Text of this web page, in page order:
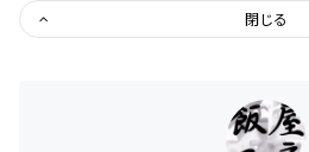
閉じる